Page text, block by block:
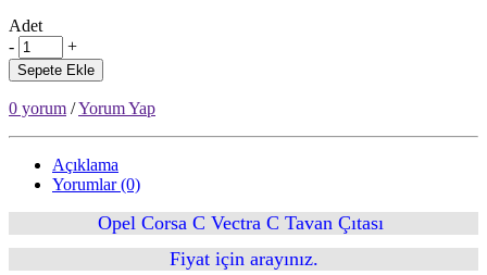
Adet
-
+
Sepete Ekle
0 yorum /Yorum Yap
Açıklama
Yorumlar (0)
Opel Corsa C Vectra C Tavan Çıtası
Fiyat için arayınız.